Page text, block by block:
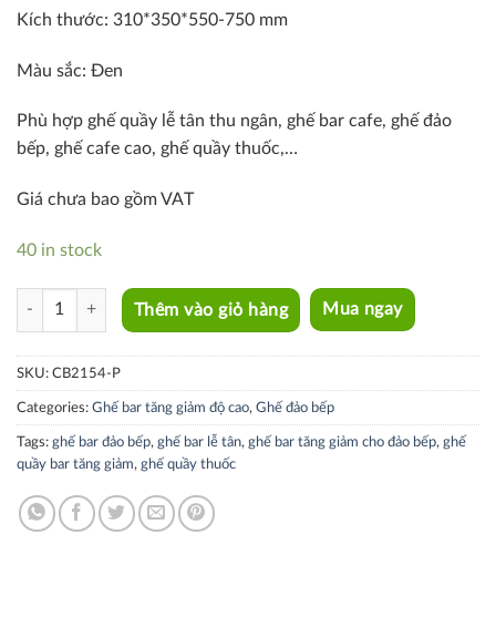
Kích thước: 310*350*550-750 mm
Màu sắc: Đen
Phù hợp ghế quầy lễ tân thu ngân, ghế bar cafe, ghế đảo
bếp, ghế cafe cao, ghế quầy thuốc,…
Giá chưa bao gồm VAT
40 in stock
CB2154-P quantity
Thêm vào giỏ hàng Mua ngay
SKU: CB2154-P
Categories: Ghế bar tăng giảm độ cao, Ghế đảo bếp
Tags: ghế bar đảo bếp, ghế bar lễ tân, ghế bar tăng giảm cho đảo bếp, ghế
quầy bar tăng giảm, ghế quầy thuốc